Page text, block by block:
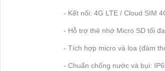
- Kết nối: 4G LTE / Cloud SIM
- Hỗ trợ thẻ nhớ Micro SD tối
- Tích hợp micro và loa (đàm
- Chuẩn chống nước và bụi: